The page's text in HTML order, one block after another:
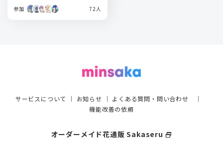
参加 72人
サービスについて ｜ お知らせ ｜ よくある質問・問い合わせ ｜
機能改善の依頼
オーダーメイド花通販 Sakaseru select_window